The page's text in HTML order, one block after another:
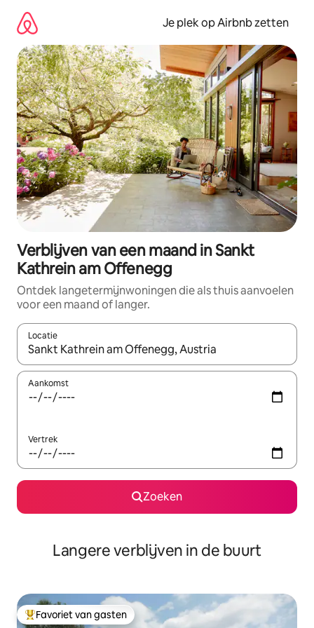
direct
naar
inhoud
Je plek op Airbnb zetten
Verblijven van een maand in Sankt
Kathrein am Offenegg
Ontdek langetermijnwoningen die als thuis aanvoelen
voor een maand of langer.
Locatie
Wanneer er resultaten beschikbaar zijn, maak je een keuze
Aankomst
Vertrek
Zoeken
Langere verblijven in de buurt
Topfavoriet van gasten
Favoriet van gasten